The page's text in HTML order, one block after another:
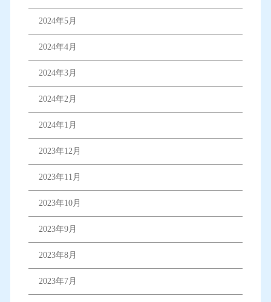
2024年5月
2024年4月
2024年3月
2024年2月
2024年1月
2023年12月
2023年11月
2023年10月
2023年9月
2023年8月
2023年7月